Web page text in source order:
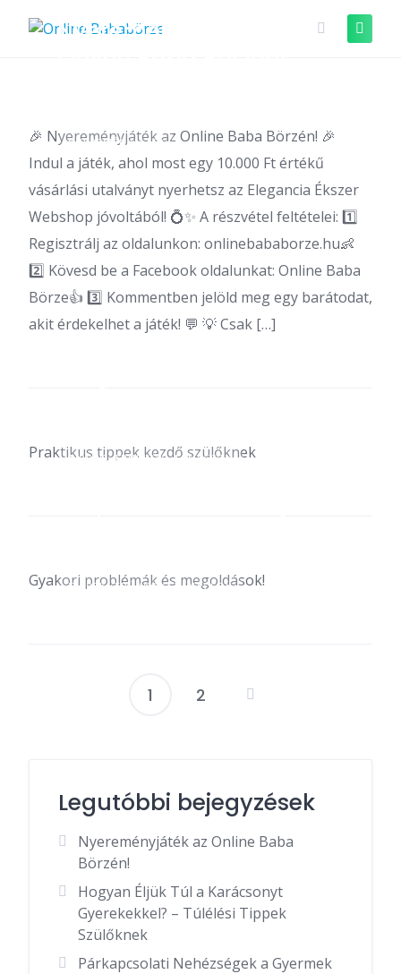
NYEREMÉNYJÁTÉK
Nyereményjáték az
🎉 Nyereményjáték az Online Baba Börzén! 🎉
Indul a játék, ahol most egy 10.000 Ft értékű
vásárlási utalványt nyerhetsz az Elegancia Ékszer
Webshop jóvoltából! 💍✨ A részvétel feltételei: 1️⃣
Regisztrálj az oldalunkon: onlinebababorze.hu👶
2️⃣ Kövesd be a Facebook oldalunkat: Online Baba
Börze👍 3️⃣ Kommentben jelöld meg egy barátodat,
akit érdekelhet a játék! 💬 💡 Csak […]
TIPPEK, TRÜKKÖK, TANÁCSOK
Praktikus tippek kezdő szülőknek
TIPPEK, TRÜKKÖK, TANÁCSOK
Gyakori problémák és megoldások!
Bejegyzések
1 2
Legutóbbi bejegyzések
Nyereményjáték az Online Baba
Börzén!
Hogyan Éljük Túl a Karácsonyt
Gyerekekkel? – Túlélési Tippek
Szülőknek
Párkapcsolati Nehézségek a Gyermek